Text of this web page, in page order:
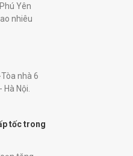
Yên
nhiêu
nhà 6
Nội.
tốc trong